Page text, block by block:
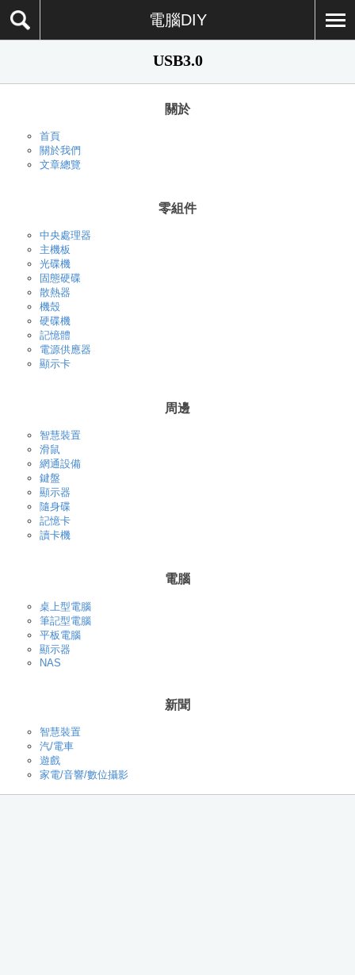
電腦DIY
USB3.0
關於
首頁
關於我們
文章總覽
零組件
中央處理器
主機板
光碟機
固態硬碟
散熱器
機殼
硬碟機
記憶體
電源供應器
顯示卡
周邊
智慧裝置
滑鼠
網通設備
鍵盤
顯示器
隨身碟
記憶卡
讀卡機
電腦
桌上型電腦
筆記型電腦
平板電腦
顯示器
NAS
新聞
智慧裝置
汽/電車
遊戲
家電/音響/數位攝影